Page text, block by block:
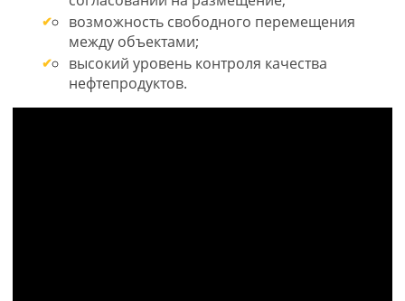
возможность свободного перемещения
между объектами;
высокий уровень контроля качества
нефтепродуктов.